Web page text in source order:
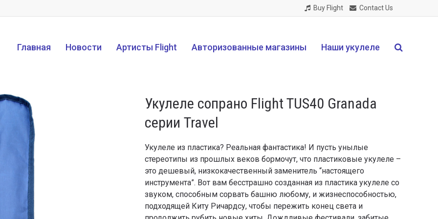
Buy Flight Contact Us
Главная Новости Артисты Flight Авторизованные магазины Наши укулеле
Укулеле сопрано Flight TUS40 Granada
серии Travel
Укулеле из пластика? Реальная фантастика! И пусть унылые
стереотипы из прошлых веков бормочут, что пластиковые укулеле –
это дешевый, низкокачественный заменитель “настоящего
инструмента”. Вот вам бесстрашно созданная из пластика укулеле со
звуком, способным сорвать башню любому, и жизнеспособностью,
подходящей Киту Ричардсу, чтобы пережить конец света и